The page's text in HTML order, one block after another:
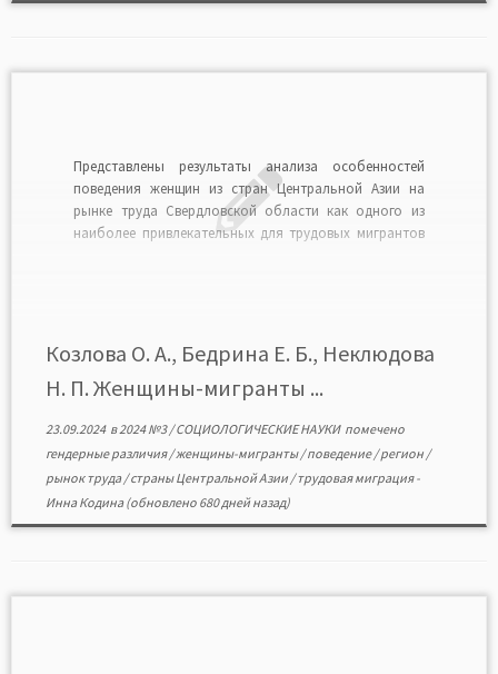
Представлены результаты анализа особенностей
поведения женщин из стран Центральной Азии на
рынке труда Свердловской области как одного из
наиболее привлекательных для трудовых мигрантов
методами анкетирования […]
Козлова О. А., Бедрина Е. Б., Неклюдова
Н. П. Женщины-мигранты ...
23.09.2024в2024 №3/СОЦИОЛОГИЧЕСКИЕ НАУКИ помечено
гендерные различия/женщины-мигранты/поведение/регион /
рынок труда/страны Центральной Азии /трудовая миграция-
Инна Кодина(обновлено 680 дней назад)